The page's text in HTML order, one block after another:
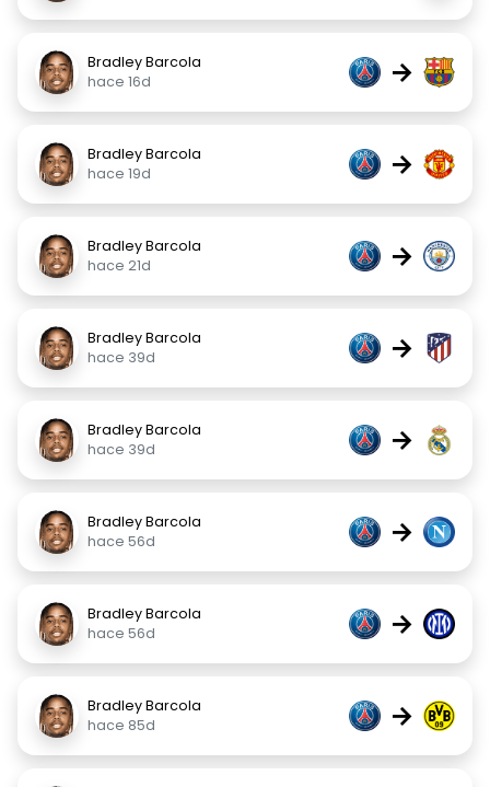
Bradley Barcola
hace 16d
→
Bradley Barcola
hace 19d
→
Bradley Barcola
hace 21d
→
Bradley Barcola
hace 39d
→
Bradley Barcola
hace 39d
→
Bradley Barcola
hace 56d
→
Bradley Barcola
hace 56d
→
Bradley Barcola
hace 85d
→